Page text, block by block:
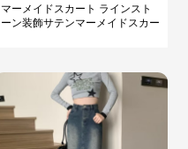
マーメイドスカート ラインスト
ーン装飾サテンマーメイドスカー